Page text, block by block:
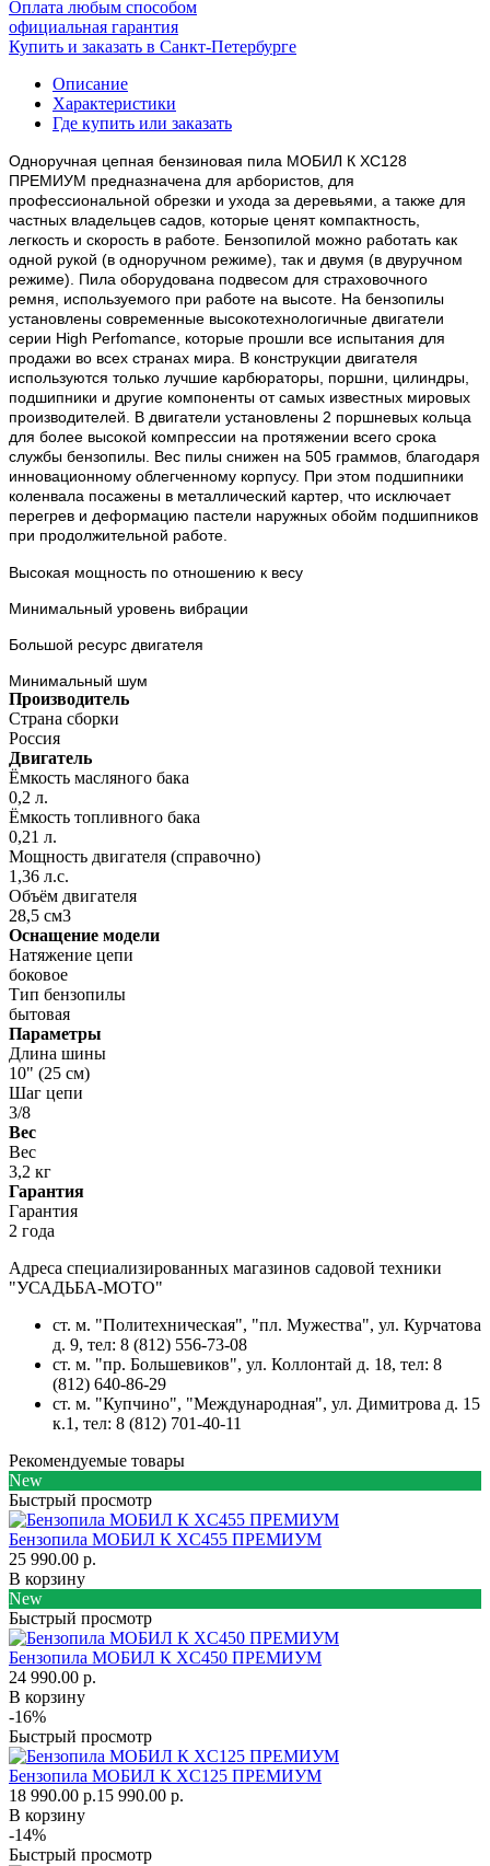
Оплата любым способом
официальная гарантия
Купить и заказать в Санкт-Петербурге
Описание
Характеристики
Где купить или заказать
Одноручная цепная бензиновая пила МОБИЛ К XС128
ПРЕМИУМ предназначена для арбористов, для
профессиональной обрезки и ухода за деревьями, а также для
частных владельцев садов, которые ценят компактность,
легкость и скорость в работе. Бензопилой можно работать как
одной рукой (в одноручном режиме), так и двумя (в двуручном
режиме). Пила оборудована подвесом для страховочного
ремня, используемого при работе на высоте. На бензопилы
установлены современные высокотехнологичные двигатели
серии High Perfomance, которые прошли все испытания для
продажи во всех странах мира. В конструкции двигателя
используются только лучшие карбюраторы, поршни, цилиндры,
подшипники и другие компоненты от самых известных мировых
производителей. В двигатели установлены 2 поршневых кольца
для более высокой компрессии на протяжении всего срока
службы бензопилы. Вес пилы снижен на 505 граммов, благодаря
инновационному облегченному корпусу. При этом подшипники
коленвала посажены в металлический картер, что исключает
перегрев и деформацию пастели наружных обойм подшипников
при продолжительной работе.
Высокая мощность по отношению к весу
Минимальный уровень вибрации
Большой ресурс двигателя
Минимальный шум
Производитель
Страна сборки
Россия
Двигатель
Ёмкость масляного бака
0,2 л.
Ёмкость топливного бака
0,21 л.
Мощность двигателя (справочно)
1,36 л.с.
Объём двигателя
28,5 см3
Оснащение модели
Натяжение цепи
боковое
Тип бензопилы
бытовая
Параметры
Длина шины
10" (25 см)
Шаг цепи
3/8
Вес
Вес
3,2 кг
Гарантия
Гарантия
2 года
Адреса специализированных магазинов садовой техники
"УСАДЬБА-МОТО"
ст. м. "Политехническая", "пл. Мужества", ул. Курчатова
д. 9, тел: 8 (812) 556-73-08
ст. м. "пр. Большевиков", ул. Коллонтай д. 18, тел: 8
(812) 640-86-29
ст. м. "Купчино", "Международная", ул. Димитрова д. 15
к.1, тел: 8 (812) 701-40-11
Рекомендуемые товары
New
Быстрый просмотр
Бензопила МОБИЛ К XC455 ПРЕМИУМ
25 990.00 р.
В корзину
New
Быстрый просмотр
Бензопила МОБИЛ К XC450 ПРЕМИУМ
24 990.00 р.
В корзину
-16%
Быстрый просмотр
Бензопила МОБИЛ К XC125 ПРЕМИУМ
18 990.00 р.15 990.00 р.
В корзину
-14%
Быстрый просмотр